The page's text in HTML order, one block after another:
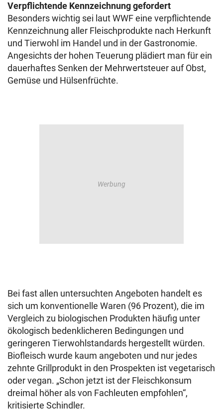
Verpflichtende Kennzeichnung gefordert
Besonders wichtig sei laut WWF eine verpflichtende
Kennzeichnung aller Fleischprodukte nach Herkunft
und Tierwohl im Handel und in der Gastronomie.
Angesichts der hohen Teuerung plädiert man für ein
dauerhaftes Senken der Mehrwertsteuer auf Obst,
Gemüse und Hülsenfrüchte.
Bei fast allen untersuchten Angeboten handelt es
sich um konventionelle Waren (96 Prozent), die im
Vergleich zu biologischen Produkten häufig unter
ökologisch bedenklicheren Bedingungen und
geringeren Tierwohlstandards hergestellt würden.
Biofleisch wurde kaum angeboten und nur jedes
zehnte Grillprodukt in den Prospekten ist vegetarisch
oder vegan. „Schon jetzt ist der Fleischkonsum
dreimal höher als von Fachleuten empfohlen“,
kritisierte Schindler.